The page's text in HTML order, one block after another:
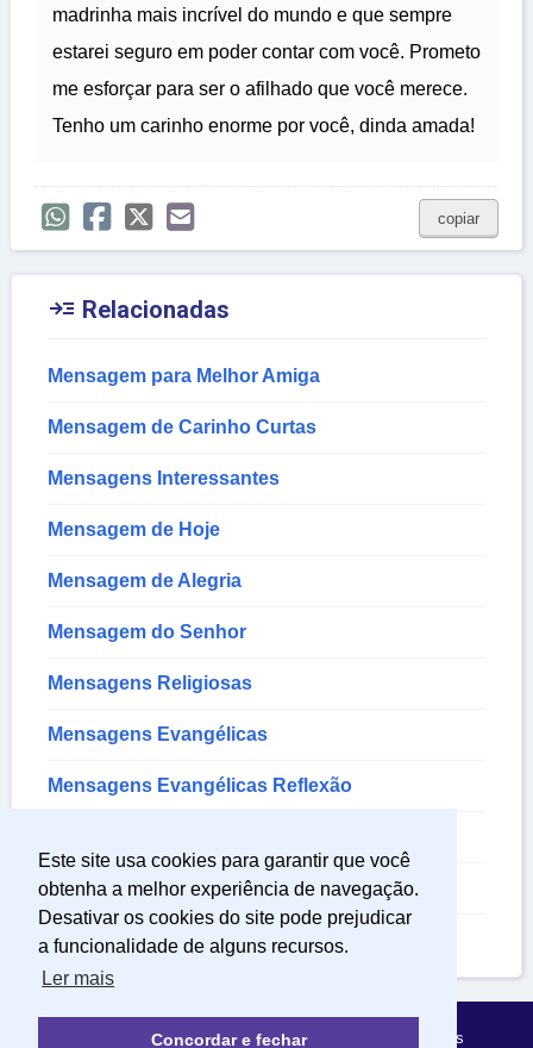
Este site usa cookies para garantir que você
obtenha a melhor experiência de navegação.
Desativar os cookies do site pode prejudicar
a funcionalidade de alguns recursos.
Ler mais
Concordar e fechar
madrinha mais incrível do mundo e que sempre
estarei seguro em poder contar com você. Prometo
me esforçar para ser o afilhado que você merece.
Tenho um carinho enorme por você, dinda amada!
copiar
 Relacionadas
Mensagem para Melhor Amiga
Mensagem de Carinho Curtas
Mensagens Interessantes
Mensagem de Hoje
Mensagem de Alegria
Mensagem do Senhor
Mensagens Religiosas
Mensagens Evangélicas
Mensagens Evangélicas Reflexão
Mensagem de Sentimentos
Mensagem Sobre a Vida
Política de Privacidade Sobre Mensagens Mágicas